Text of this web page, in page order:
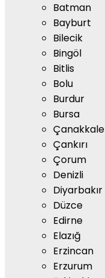
Batman
Bayburt
Bilecik
Bingöl
Bitlis
Bolu
Burdur
Bursa
Çanakkale
Çankırı
Çorum
Denizli
Diyarbakır
Düzce
Edirne
Elazığ
Erzincan
Erzurum